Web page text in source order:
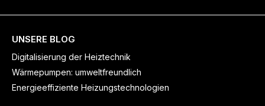
UNSERE BLOG
Digitalisierung der Heiztechnik
Wärmepumpen: umweltfreundlich
Energieeffiziente Heizungstechnologien